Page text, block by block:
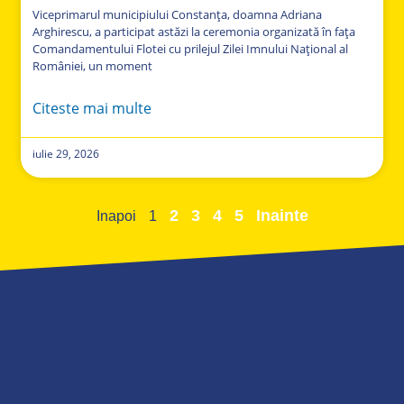
Viceprimarul municipiului Constanța, doamna Adriana
Arghirescu, a participat astăzi la ceremonia organizată în fața
Comandamentului Flotei cu prilejul Zilei Imnului Național al
României, un moment
Citeste mai multe
iulie 29, 2026
Inapoi 1 2 3 4 5 Inainte